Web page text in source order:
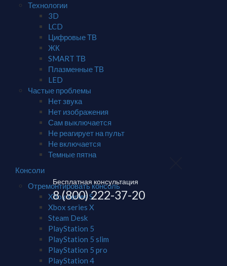
Бесплатная консультация
8 (800) 222-37-20
Технологии
3D
LCD
Цифровые ТВ
ЖК
SMART ТВ
Плазменные ТВ
LED
Частые проблемы
Нет звука
Нет изображения
Сам выключается
Не реагирует на пульт
Не включается
Темные пятна
Консоли
Отремонтировать консоль
Xbox series S
Xbox series X
Steam Desk
PlayStation 5
PlayStation 5 slim
PlayStation 5 pro
PlayStation 4